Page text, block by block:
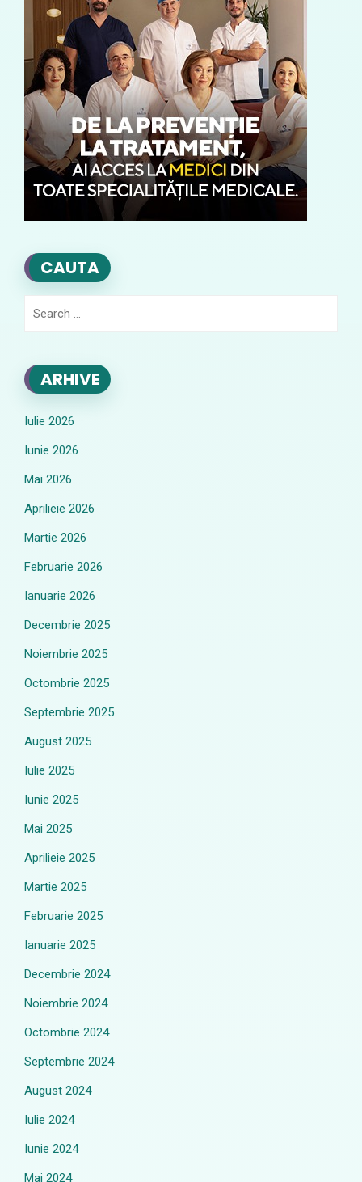
CAUTA
ARHIVE
Iulie 2026
Iunie 2026
Mai 2026
Aprilieie 2026
Martie 2026
Februarie 2026
Ianuarie 2026
Decembrie 2025
Noiembrie 2025
Octombrie 2025
Septembrie 2025
August 2025
Iulie 2025
Iunie 2025
Mai 2025
Aprilieie 2025
Martie 2025
Februarie 2025
Ianuarie 2025
Decembrie 2024
Noiembrie 2024
Octombrie 2024
Septembrie 2024
August 2024
Iulie 2024
Iunie 2024
Mai 2024